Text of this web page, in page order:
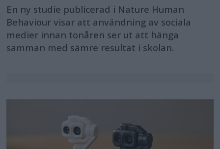
En ny studie publicerad i Nature Human
Behaviour visar att användning av sociala
medier innan tonåren ser ut att hänga
samman med sämre resultat i skolan.